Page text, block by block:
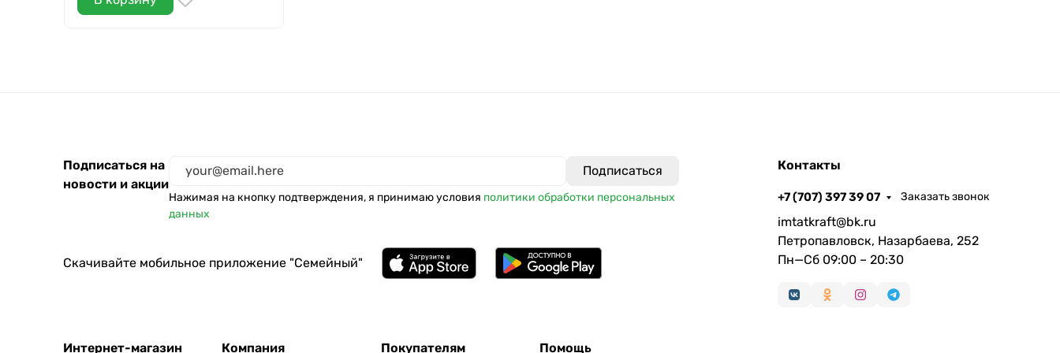
Подписаться на
новости и акции
Нажимая на кнопку подтверждения, я принимаю условия политики обработки персональных
данных
Скачивайте мобильное приложение "Семейный"
Интернет-магазин Компания Покупателям Помощь
Контакты
+7 (707) 397 39 07 Заказать звонок
imtatkraft@bk.ru
Петропавловск, Назарбаева, 252
Пн—Сб 09:00 – 20:30